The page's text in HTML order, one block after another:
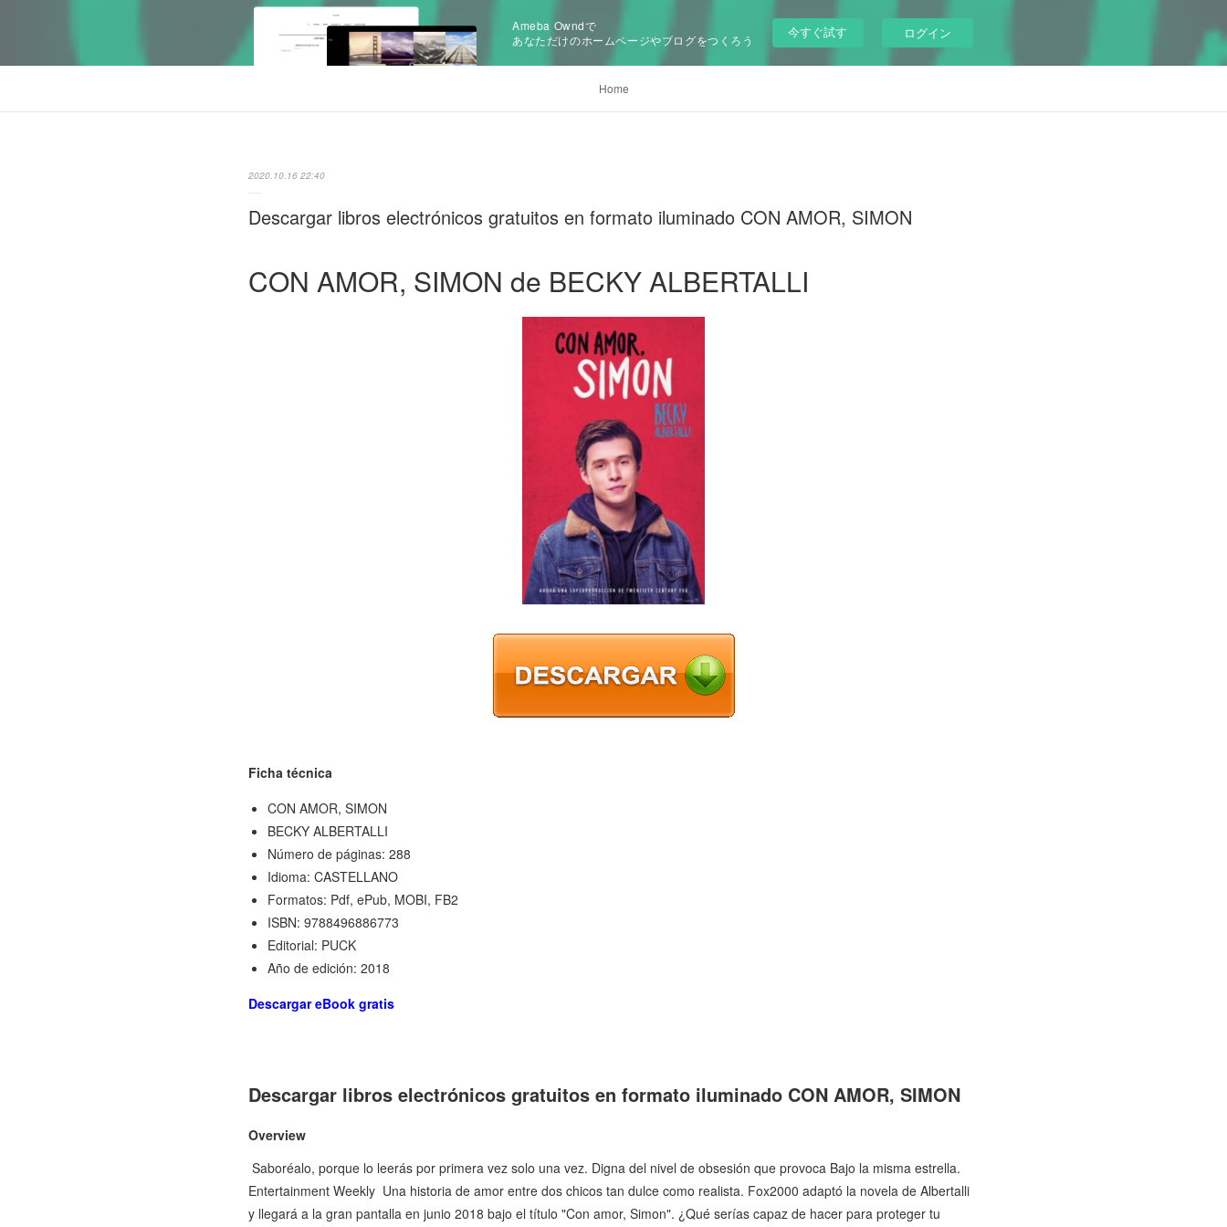
Ameba Owndで
あなただけのホームページやブログをつくろう
今すぐ試す ログイン
Home
2020.10.16 22:40
Descargar libros electrónicos gratuitos en formato iluminado CON AMOR, SIMON
CON AMOR, SIMON de BECKY ALBERTALLI
Ficha técnica
CON AMOR, SIMON
BECKY ALBERTALLI
Número de páginas: 288
Idioma: CASTELLANO
Formatos: Pdf, ePub, MOBI, FB2
ISBN: 9788496886773
Editorial: PUCK
Año de edición: 2018
Descargar eBook gratis
Descargar libros electrónicos gratuitos en formato iluminado CON AMOR, SIMON
Overview
 Saboréalo, porque lo leerás por primera vez solo una vez. Digna del nivel de obsesión que provoca Bajo la misma estrella.
Entertainment Weekly  Una historia de amor entre dos chicos tan dulce como realista. Fox2000 adaptó la novela de Albertalli
y llegará a la gran pantalla en junio 2018 bajo el título "Con amor, Simon". ¿Qué serías capaz de hacer para proteger tu